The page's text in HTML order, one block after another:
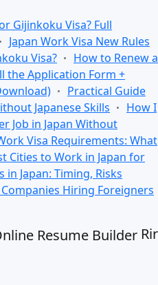
Gijinkoku Visa? Full
Japan Work Visa New Rules
Visa?
How to Renew a
the Application Form +
Practical Guide
Japanese Skills
How I
Job in Japan Without
Visa Requirements: What
Cities to Work in Japan for
in Japan: Timing, Risks
Companies Hiring Foreigners